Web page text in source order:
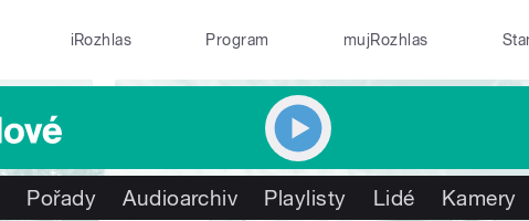
iRozhlas Program mujRozhlas
Pořady Audioarchiv Playlisty Lidé Kamery